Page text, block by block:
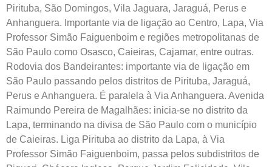
Pirituba, São Domingos, Vila Jaguara, Jaraguá, Perus e
Anhanguera. Importante via de ligação ao Centro, Lapa, Via
Professor Simão Faiguenboim e regiões metropolitanas de
São Paulo como Osasco, Caieiras, Cajamar, entre outras.
Rodovia dos Bandeirantes: importante via de ligação em
São Paulo passando pelos distritos de Pirituba, Jaraguá,
Perus e Anhanguera. É paralela à Via Anhanguera. Avenida
Raimundo Pereira de Magalhães: inicia-se no distrito da
Lapa, terminando na divisa de São Paulo com o município
de Caieiras. Liga Pirituba ao distrito da Lapa, à Via
Professor Simão Faiguenboim, passa pelos subdistritos de